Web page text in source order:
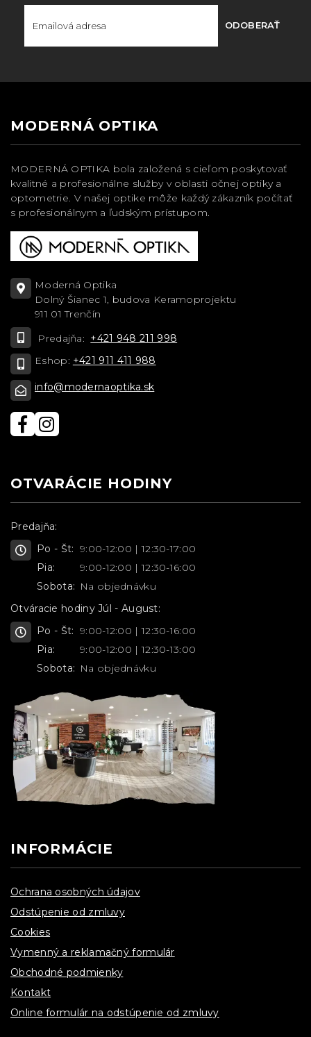
ODOBERAŤ
MODERNÁ OPTIKA
MODERNÁ OPTIKA bola založená s cieľom poskytovať
kvalitné a profesionálne služby v oblasti očnej optiky a
optometrie. V našej optike môže každý zákazník počítať
s profesionálnym a ľudským prístupom.
Moderná Optika
Dolný Šianec 1, budova Keramoprojektu
911 01 Trenčín
Predajňa: +421 948 211 998
Eshop: +421 911 411 988
info@modernaoptika.sk
OTVARÁCIE HODINY
Predajňa:
Po - Št: 9:00-12:00 | 12:30-17:00
Pia:
9:00-12:00 | 12:30-16:00
Sobota: Na objednávku
Otváracie hodiny Júl - August:
Po - Št: 9:00-12:00 | 12:30-16:00
Pia:
9:00-12:00 | 12:30-13:00
Sobota: Na objednávku
INFORMÁCIE
Ochrana osobných údajov
Odstúpenie od zmluvy
Cookies
Vymenný a reklamačný formulár
Obchodné podmienky
Kontakt
Online formulár na odstúpenie od zmluvy